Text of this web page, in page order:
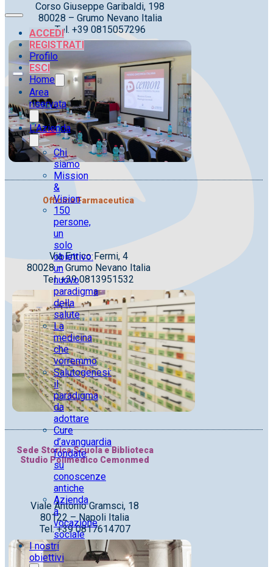
ACCEDI
REGISTRATI
Profilo
ESCI
Home
Area
riservata
L’Azienda
Chi
siamo
Mission
&
Vision
150
persone,
un
solo
obiettivo:
un
nuovo
paradigma
della
salute
La
medicina
che
vorremmo
Salutogenesi:
il
paradigma
da
adottare
Cure
d’avanguardia
fondate
su
conoscenze
antiche
Azienda
a
vocazione
sociale
I nostri
obiettivi
Corso Giuseppe Garibaldi, 198
80028 – Grumo Nevano Italia
Tel. +39 0815057296
Officina Farmaceutica
Via Enrico Fermi, 4
80028 – Grumo Nevano Italia
Tel. +39 0813951532
Sede Storica Scuola e Biblioteca
Studio Polimedico Cemonmed
Viale Antonio Gramsci, 18
80122 – Napoli Italia
Tel. +39 0817614707